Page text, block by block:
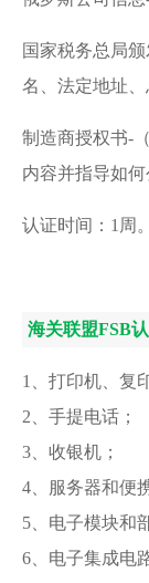
国家税务总局
名、法定地址
制造商授权书-
内容并指导如何
认证时间：1周。
海关联盟FSB
1、打印机、复
2、手提电话；
3、收银机；
4、服务器和便
5、电子模块和
6、电子集成电